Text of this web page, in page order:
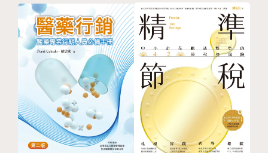
為比喻出發，帶領讀者了解目前AI正在攻堅的方向，這
些人類過去僅能靠想像存在的「聰明機器」是如何學會
了人類世界過去無法有效解決的治理需求，它們的背後
有何「暗知識」使得機器得以靠傳感器、物聯網累積的
大量資訊及新的機器學習工具做出比人類更卓越、有如
神蹟般的表現？
看完本書，你將了解：AlphaGo為何得以戰勝人類最
傑出的圍棋棋士，而且也將在某些事物上更長期的占據
04 逐鹿矽谷——AI產業爭霸戰
最新技術巨浪
AI突破三要素
金字塔形的產業結構
產業的皇冠：演算法
技術制高點：晶片
生態大戰——程式設計框架的使用和選擇
開源社區與AI生態
亂世梟雄